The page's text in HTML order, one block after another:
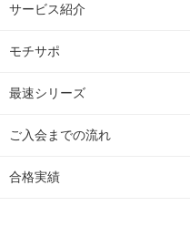
サービス紹介
モチサポ
最速シリーズ
ご入会までの流れ
合格実績